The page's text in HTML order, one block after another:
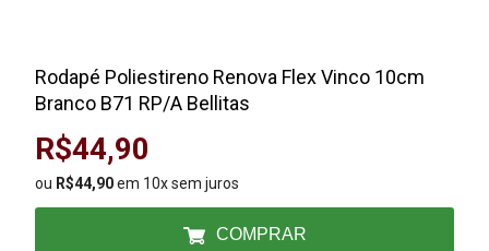
Rodapé Poliestireno Renova Flex Vinco 10cm
Branco B71 RP/A Bellitas
R$44,90
ou R$44,90em 10x sem juros
COMPRAR